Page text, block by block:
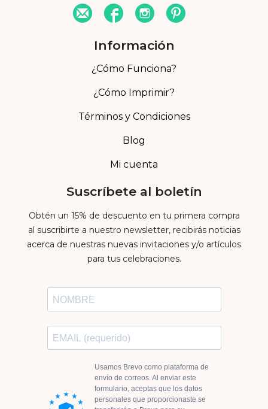
Información
¿Cómo Funciona?
¿Cómo Imprimir?
Términos y Condiciones
Blog
Mi cuenta
Suscríbete al boletín
Obtén un 15% de descuento en tu primera compra
al suscribirte a nuestro newsletter, recibirás noticias
acerca de nuestras nuevas invitaciones y/o artículos
para tus celebraciones.